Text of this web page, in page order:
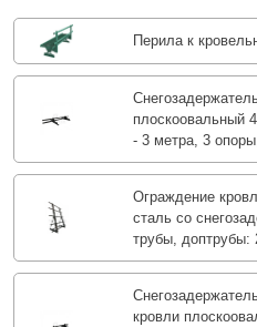
Перила к
плоскоовальный
- 3 метра, 3
Ограждение
сталь со
трубы, доптрубы:
кровли